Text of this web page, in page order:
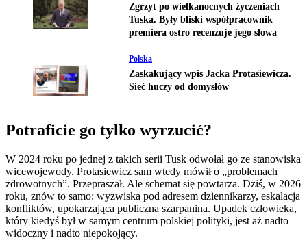
Zgrzyt po wielkanocnych życzeniach
Tuska. Były bliski współpracownik
premiera ostro recenzuje jego słowa
Polska
Zaskakujący wpis Jacka Protasiewicza.
Sieć huczy od domysłów
Potraficie go tylko wyrzucić?
W 2024 roku po jednej z takich serii Tusk odwołał go ze stanowiska
wicewojewody. Protasiewicz sam wtedy mówił o „problemach
zdrowotnych”. Przepraszał. Ale schemat się powtarza. Dziś, w 2026
roku, znów to samo: wyzwiska pod adresem dziennikarzy, eskalacja
konfliktów, upokarzająca publiczna szarpanina. Upadek człowieka,
który kiedyś był w samym centrum polskiej polityki, jest aż nadto
widoczny i nadto niepokojący.